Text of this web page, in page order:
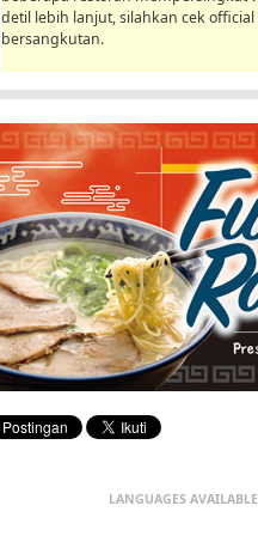
detil lebih lanjut, silahkan cek
bersangkutan.
LANGUAGES